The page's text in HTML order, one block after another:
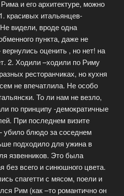
и его архитектуре, можно
красивых итальянцев-
видели, вроде одна
пункта, даже не
оценить , но нет! на
2. Ходили –ходили по Риму
ресторанчиках, но кухня
не впечатлила. Не особо
То ли нам не везло,
по принципу -демократичные
При последнем визите
убило блюдо за соседнем
подходило для ужина в
язвенников. Это была
без всего и синюшного цвета.
спагетти с мясом, поели и
Рим (как –то романтично он